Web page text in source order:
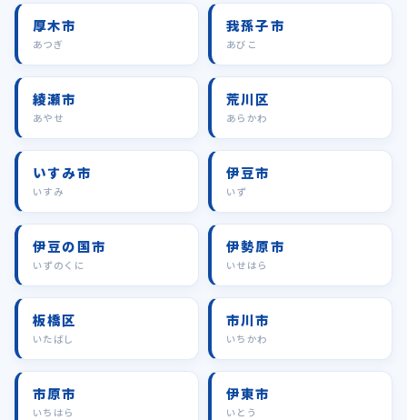
厚木市
あつぎ
我孫子市
あびこ
綾瀬市
あやせ
荒川区
あらかわ
いすみ市
いすみ
伊豆市
いず
伊豆の国市
いずのくに
伊勢原市
いせはら
板橋区
いたばし
市川市
いちかわ
市原市
いちはら
伊東市
いとう